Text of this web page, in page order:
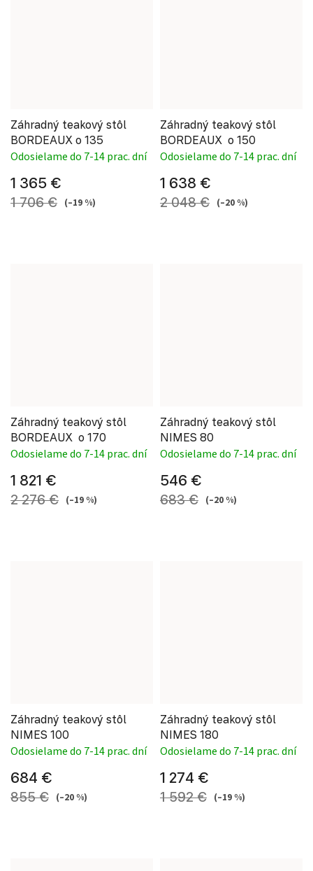
Záhradný teakový stôl
BORDEAUX o 135
Odosielame do 7-14 prac. dní
1 365 €
1 706 € (–19 %)
Záhradný teakový stôl
BORDEAUX o 150
Odosielame do 7-14 prac. dní
1 638 €
2 048 € (–20 %)
Záhradný teakový stôl
BORDEAUX o 170
Odosielame do 7-14 prac. dní
1 821 €
2 276 € (–19 %)
Záhradný teakový stôl
NIMES 80
Odosielame do 7-14 prac. dní
546 €
683 € (–20 %)
Záhradný teakový stôl
NIMES 100
Odosielame do 7-14 prac. dní
684 €
855 € (–20 %)
Záhradný teakový stôl
NIMES 180
Odosielame do 7-14 prac. dní
1 274 €
1 592 € (–19 %)